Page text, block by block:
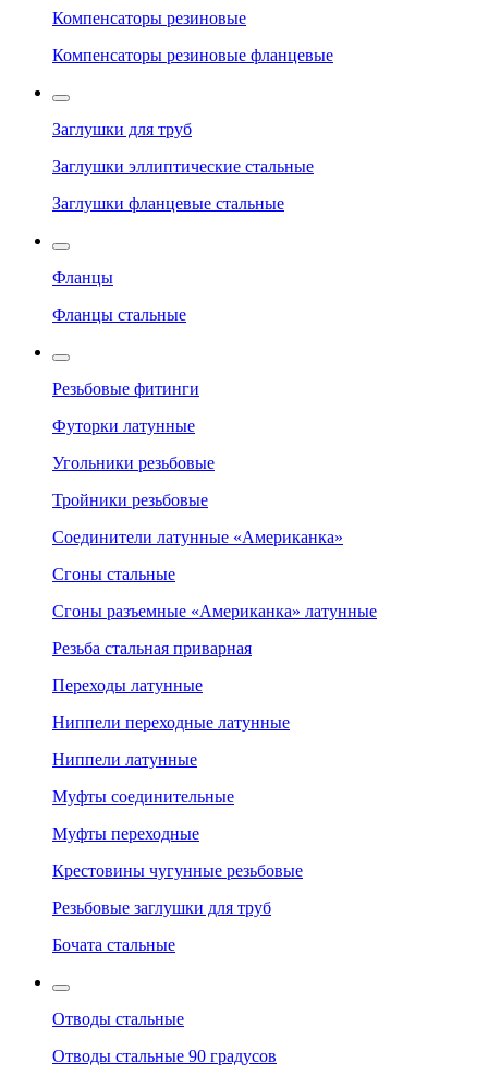
Компенсаторы резиновые
Компенсаторы резиновые фланцевые
Заглушки для труб
Заглушки эллиптические стальные
Заглушки фланцевые стальные
Фланцы
Фланцы стальные
Резьбовые фитинги
Футорки латунные
Угольники резьбовые
Тройники резьбовые
Соединители латунные «Американка»
Сгоны стальные
Сгоны разъемные «Американка» латунные
Резьба стальная приварная
Переходы латунные
Ниппели переходные латунные
Ниппели латунные
Муфты соединительные
Муфты переходные
Крестовины чугунные резьбовые
Резьбовые заглушки для труб
Бочата стальные
Отводы стальные
Отводы стальные 90 градусов